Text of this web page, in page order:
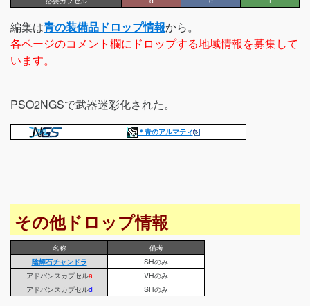
編集は青の装備品ドロップ情報から。
各ページのコメント欄にドロップする地域情報を募集して
います。
PSO2NGSで武器迷彩化された。
＊青のアルマティ
その他ドロップ情報
名称
備考
陰輝石チャンドラ
SHのみ
アドバンスカプセルa
VHのみ
アドバンスカプセルd SHのみ